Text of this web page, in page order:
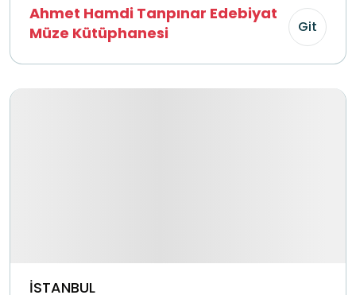
Ahmet Hamdi Tanpınar Edebiyat
Müze Kütüphanesi
Git
İSTANBUL